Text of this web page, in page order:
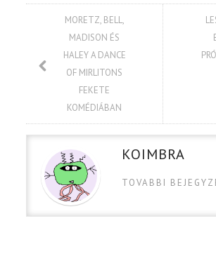
MORETZ, BELL,
MADISON ÉS
HALEY A DANCE
OF MIRLITONS
FEKETE
KOMÉDIÁBAN
KOIMBRA
TOVABBI